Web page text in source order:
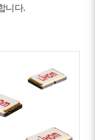
니다.